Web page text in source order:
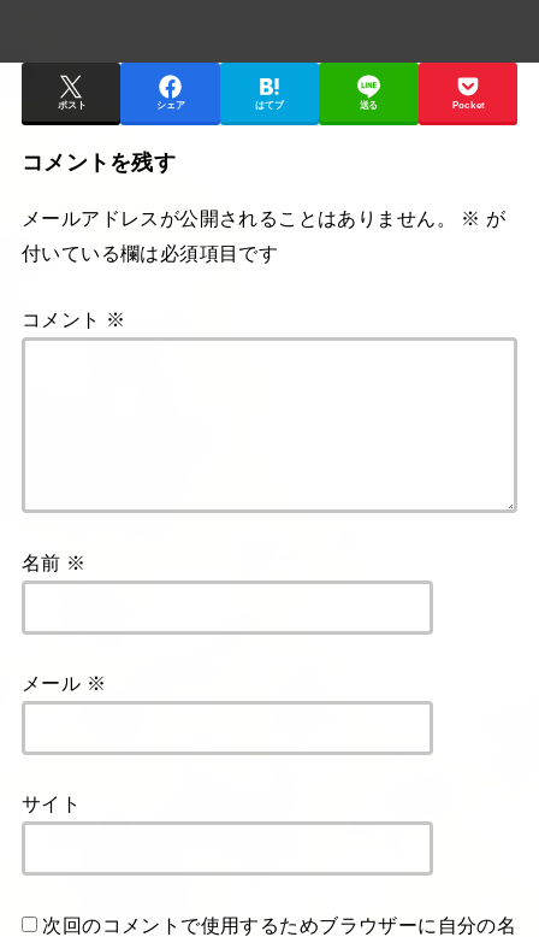
ポスト シェア はてブ 送る Pocket
コメントを残す
メールアドレスが公開されることはありません。 ※ が
付いている欄は必須項目です
コメント ※
名前 ※
メール ※
サイト
次回のコメントで使用するためブラウザーに自分の名